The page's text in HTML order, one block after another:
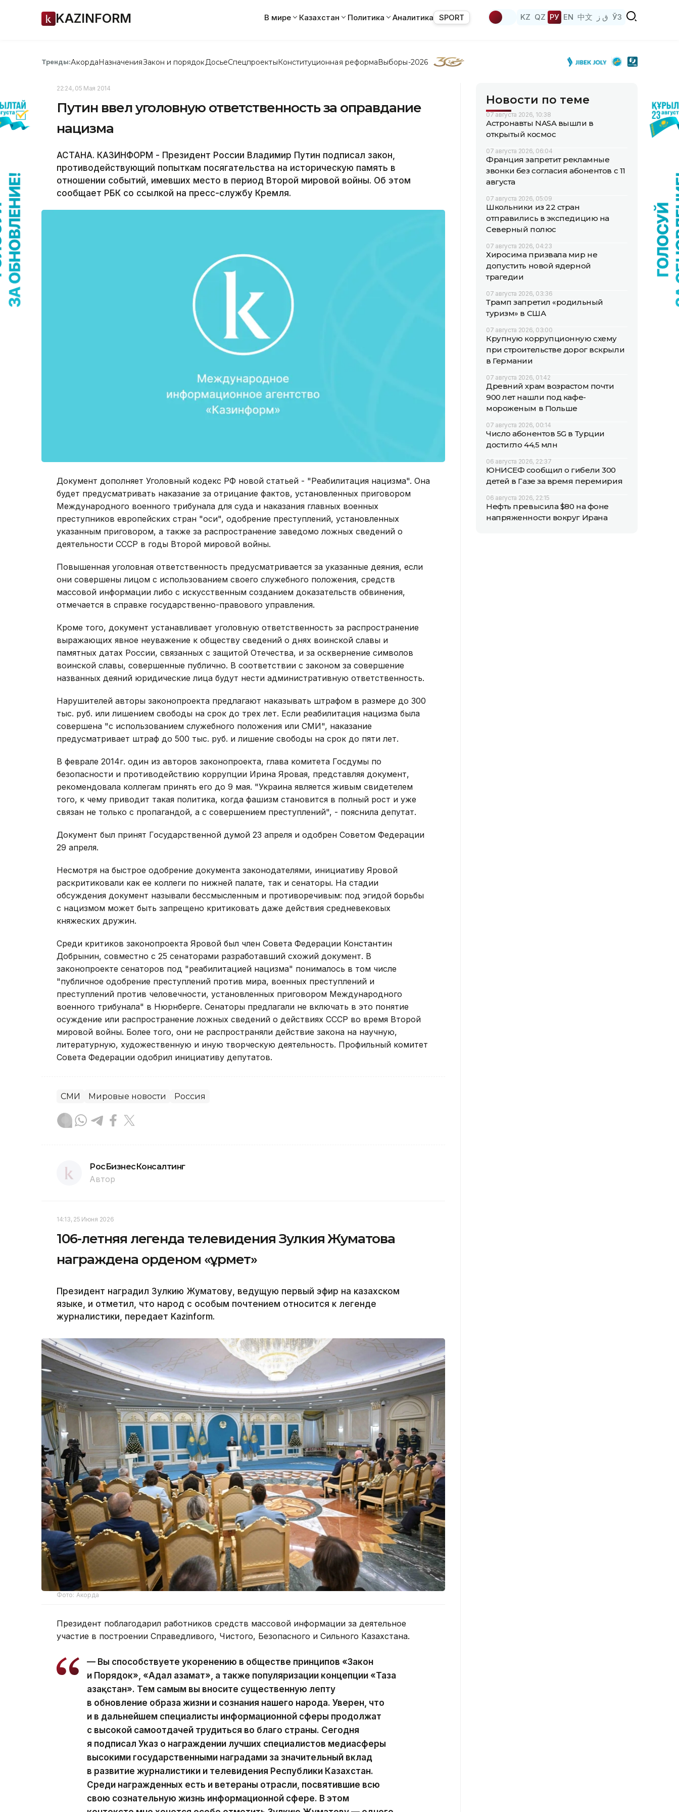
KAZINFORM В мире Казахстан Политика Аналитика SPORT KZ QZ РУ EN 中文 ق ز ЎЗ
Тренды:АкордаНазначенияЗакон и порядок ДосьеСпецпроектыКонституционная реформаВыборы-2026
22:24, 05 Мая 2014
Путин ввел уголовную ответственность за оправдание
нацизма
АСТАНА. КАЗИНФОРМ - Президент России Владимир Путин подписал закон,
противодействующий попыткам посягательства на историческую память в
отношении событий, имевших место в период Второй мировой войны. Об этом
сообщает РБК со ссылкой на пресс-службу Кремля.
Документ дополняет Уголовный кодекс РФ новой статьей - "Реабилитация нацизма". Она
будет предусматривать наказание за отрицание фактов, установленных приговором
Международного военного трибунала для суда и наказания главных военных
преступников европейских стран "оси", одобрение преступлений, установленных
указанным приговором, а также за распространение заведомо ложных сведений о
деятельности СССР в годы Второй мировой войны.
Повышенная уголовная ответственность предусматривается за указанные деяния, если
они совершены лицом с использованием своего служебного положения, средств
массовой информации либо с искусственным созданием доказательств обвинения,
отмечается в справке государственно-правового управления.
Кроме того, документ устанавливает уголовную ответственность за распространение
выражающих явное неуважение к обществу сведений о днях воинской славы и
памятных датах России, связанных с защитой Отечества, и за осквернение символов
воинской славы, совершенные публично. В соответствии с законом за совершение
названных деяний юридические лица будут нести административную ответственность.
Нарушителей авторы законопроекта предлагают наказывать штрафом в размере до 300
тыс. руб. или лишением свободы на срок до трех лет. Если реабилитация нацизма была
совершена "с использованием служебного положения или СМИ", наказание
предусматривает штраф до 500 тыс. руб. и лишение свободы на срок до пяти лет.
В феврале 2014г. один из авторов законопроекта, глава комитета Госдумы по
безопасности и противодействию коррупции Ирина Яровая, представляя документ,
рекомендовала коллегам принять его до 9 мая. "Украина является живым свидетелем
того, к чему приводит такая политика, когда фашизм становится в полный рост и уже
связан не только с пропагандой, а с совершением преступлений", - пояснила депутат.
Документ был принят Государственной думой 23 апреля и одобрен Советом Федерации
29 апреля.
Несмотря на быстрое одобрение документа законодателями, инициативу Яровой
раскритиковали как ее коллеги по нижней палате, так и сенаторы. На стадии
обсуждения документ называли бессмысленным и противоречивым: под эгидой борьбы
с нацизмом может быть запрещено критиковать даже действия средневековых
княжеских дружин.
Среди критиков законопроекта Яровой был член Совета Федерации Константин
Добрынин, совместно с 25 сенаторами разработавший схожий документ. В
законопроекте сенаторов под "реабилитацией нацизма" понималось в том числе
"публичное одобрение преступлений против мира, военных преступлений и
преступлений против человечности, установленных приговором Международного
военного трибунала" в Нюрнберге. Сенаторы предлагали не включать в это понятие
осуждение или распространение ложных сведений о действиях СССР во время Второй
мировой войны. Более того, они не распространяли действие закона на научную,
литературную, художественную и иную творческую деятельность. Профильный комитет
Совета Федерации одобрил инициативу депутатов.
СМИ Мировые новости Россия
РосБизнесКонсалтинг
Автор
14:13, 25 Июня 2026
106-летняя легенда телевидения Зулкия Жуматова
награждена орденом «Құрмет»
Президент наградил Зулкию Жуматову, ведущую первый эфир на казахском
языке, и отметил, что народ с особым почтением относится к легенде
журналистики, передает Kazinform.
Фото: Акорда
Президент поблагодарил работников средств массовой информации за деятельное
участие в построении Справедливого, Чистого, Безопасного и Сильного Казахстана.
— Вы способствуете укоренению в обществе принципов «Закон
и Порядок», «Адал азамат», а также популяризации концепции «Таза
Қазақстан». Тем самым вы вносите существенную лепту
в обновление образа жизни и сознания нашего народа. Уверен, что
и в дальнейшем специалисты информационной сферы продолжат
с высокой самоотдачей трудиться во благо страны. Сегодня
я подписал Указ о награждении лучших специалистов медиасферы
высокими государственными наградами за значительный вклад
в развитие журналистики и телевидения Республики Казахстан.
Среди награжденных есть и ветераны отрасли, посвятившие всю
свою сознательную жизнь информационной сфере. В этом
Новости по теме
07 августа 2026, 10:38
Астронавты NASA вышли в
открытый космос
07 августа 2026, 06:04
Франция запретит рекламные
звонки без согласия абонентов с 11
августа
07 августа 2026, 05:09
Школьники из 22 стран
отправились в экспедицию на
Северный полюс
07 августа 2026, 04:23
Хиросима призвала мир не
допустить новой ядерной
трагедии
07 августа 2026, 03:36
Трамп запретил «родильный
туризм» в США
07 августа 2026, 03:00
Крупную коррупционную схему
при строительстве дорог вскрыли
в Германии
07 августа 2026, 01:42
Древний храм возрастом почти
900 лет нашли под кафе-
мороженым в Польше
07 августа 2026, 00:14
Число абонентов 5G в Турции
достигло 44,5 млн
06 августа 2026, 22:37
ЮНИСЕФ сообщил о гибели 300
детей в Газе за время перемирия
06 августа 2026, 22:15
Нефть превысила $80 на фоне
напряженности вокруг Ирана